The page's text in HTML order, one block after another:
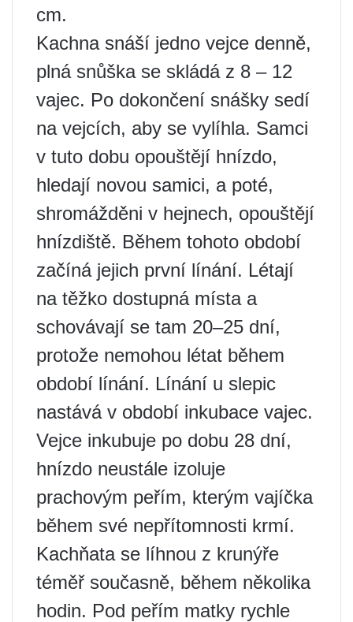
cm.
Kachna snáší jedno vejce denně,
plná snůška se skládá z 8 – 12
vajec. Po dokončení snášky sedí
na vejcích, aby se vylíhla. Samci
v tuto dobu opouštějí hnízdo,
hledají novou samici, a poté,
shromážděni v hejnech, opouštějí
hnízdiště. Během tohoto období
začíná jejich první línání. Létají
na těžko dostupná místa a
schovávají se tam 20–25 dní,
protože nemohou létat během
období línání. Línání u slepic
nastává v období inkubace vajec.
Vejce inkubuje po dobu 28 dní,
hnízdo neustále izoluje
prachovým peřím, kterým vajíčka
během své nepřítomnosti krmí.
Kachňata se líhnou z krunýře
téměř současně, během několika
hodin. Pod peřím matky rychle